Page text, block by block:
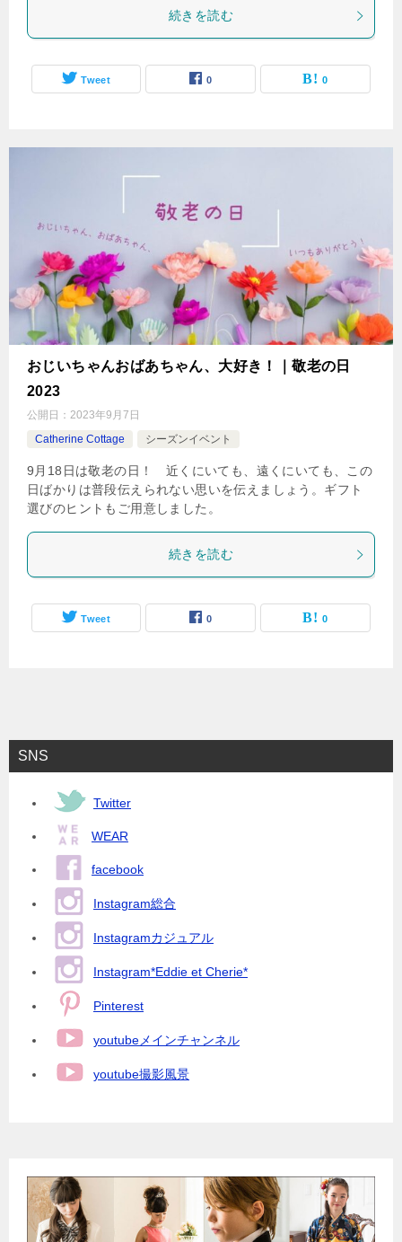
続きを読む
Tweet 0 0
おじいちゃんおばあちゃん、大好き！｜敬老の日
2023
公開日： 2023年9月7日
Catherine Cottage
シーズンイベント
9月18日は敬老の日！ 近くにいても、遠くにいても、この
日ばかりは普段伝えられない思いを伝えましょう。ギフト
選びのヒントもご用意しました。
続きを読む
Tweet 0 0
SNS
Twitter
WEAR
facebook
Instagram総合
Instagramカジュアル
Instagram*Eddie et Cherie*
Pinterest
youtubeメインチャンネル
youtube撮影風景